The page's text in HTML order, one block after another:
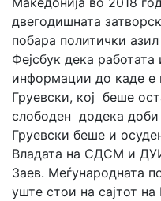
двегодишната
побара политички
Фејсбук дека
информации до каде е
Груевски, кој беше
слободен додека доби
Груевски беше и
Владата на СДСМ и
Заев. Меѓународната
уште стои на сајтот